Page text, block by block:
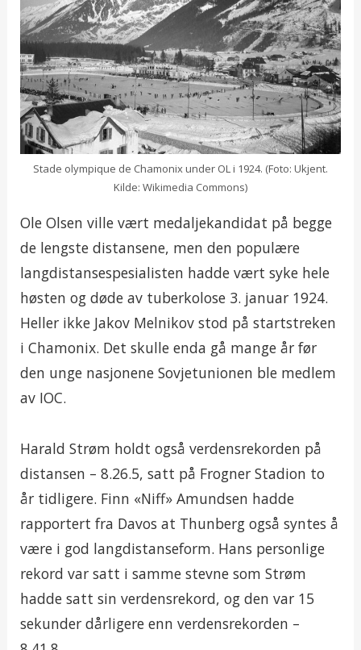
Stade olympique de Chamonix under OL i 1924. (Foto: Ukjent.
Kilde: Wikimedia Commons)
Ole Olsen ville vært medaljekandidat på begge
de lengste distansene, men den populære
langdistansespesialisten hadde vært syke hele
høsten og døde av tuberkolose 3. januar 1924.
Heller ikke Jakov Melnikov stod på startstreken
i Chamonix. Det skulle enda gå mange år før
den unge nasjonene Sovjetunionen ble medlem
av IOC.
Harald Strøm holdt også verdensrekorden på
distansen – 8.26.5, satt på Frogner Stadion to
år tidligere. Finn «Niff» Amundsen hadde
rapportert fra Davos at Thunberg også syntes å
være i god langdistanseform. Hans personlige
rekord var satt i samme stevne som Strøm
hadde satt sin verdensrekord, og den var 15
sekunder dårligere enn verdensrekorden –